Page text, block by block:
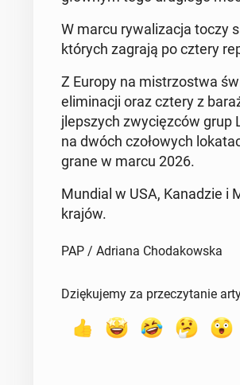
W marcu ry­wal­iza­c­ja toczy
których zagrają po cztery
Z Europy na mis­tr­zost­wa
elim­i­nacji oraz cztery z
jlep­szych zwycięzców grup
na dwóch czołowych
grane w marcu 2026.
Mundial w USA, Kanadzie i
krajów.
PAP / Adriana Chodakowska
Dziękujemy za przeczytanie